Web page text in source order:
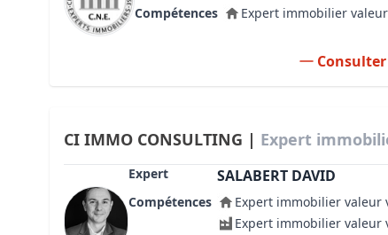
Compétences Expert immobilier
CI IMMO CONSULTING | Expert
Expert SALABERT DAVID
Compétences
Expert immobilier valeur
Expert immobilier valeur